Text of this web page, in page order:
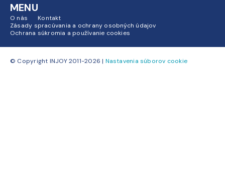
MENU
O nás
Kontakt
Zásady spracúvania a ochrany osobných údajov
Ochrana súkromia a používanie cookies
© Copyright INJOY 2011-2026 | Nastavenia súborov cookie